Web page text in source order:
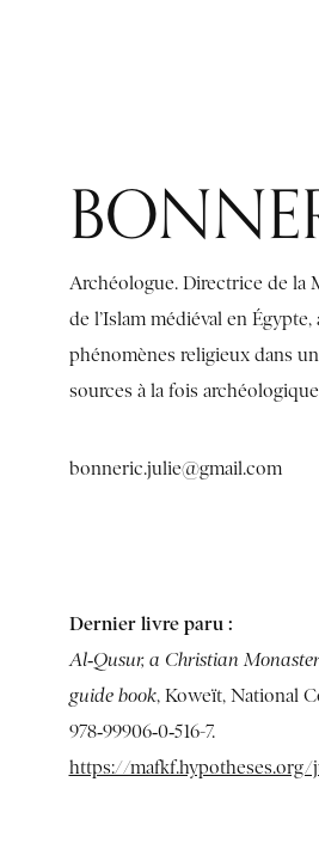
Archéologue. Directrice de la
de l’Islam médiéval en
phénomènes religieux dans
sources à la fois
bonneric.julie@gmail.com
Dernier livre paru :
Al‑Qusur, a Christian
guide book, Koweït, National
978‑99906‑0‑516-7.
https://